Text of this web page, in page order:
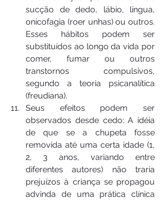
sucção de dedo, lábio, língua,
onicofagia (roer unhas) ou outros.
Esses hábitos podem ser
substituídos ao longo da vida por
comer, fumar ou outros
transtornos compulsivos,
segundo a teoria psicanalítica
(freudiana).
Seus efeitos podem ser
observados desde cedo: A idéia
de que se a chupeta fosse
removida até uma certa idade (1,
2, 3 anos, variando entre
diferentes autores) não traria
prejuízos à criança se propagou
advinda de uma prática clínica